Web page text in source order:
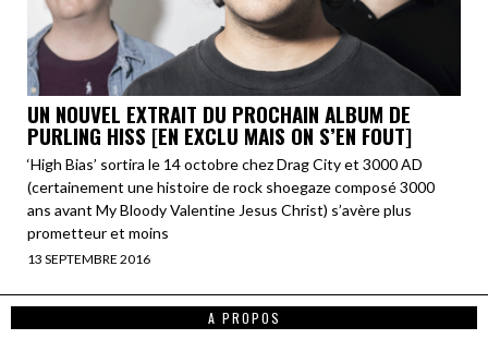
UN NOUVEL EXTRAIT DU PROCHAIN ALBUM DE
PURLING HISS [EN EXCLU MAIS ON S’EN FOUT]
‘High Bias’ sortira le 14 octobre chez Drag City et 3000 AD
(certainement une histoire de rock shoegaze composé 3000
ans avant My Bloody Valentine Jesus Christ) s’avère plus
prometteur et moins
13 SEPTEMBRE 2016
A PROPOS